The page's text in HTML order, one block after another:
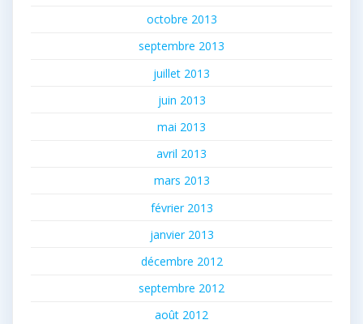
octobre 2013
septembre 2013
juillet 2013
juin 2013
mai 2013
avril 2013
mars 2013
février 2013
janvier 2013
décembre 2012
septembre 2012
août 2012